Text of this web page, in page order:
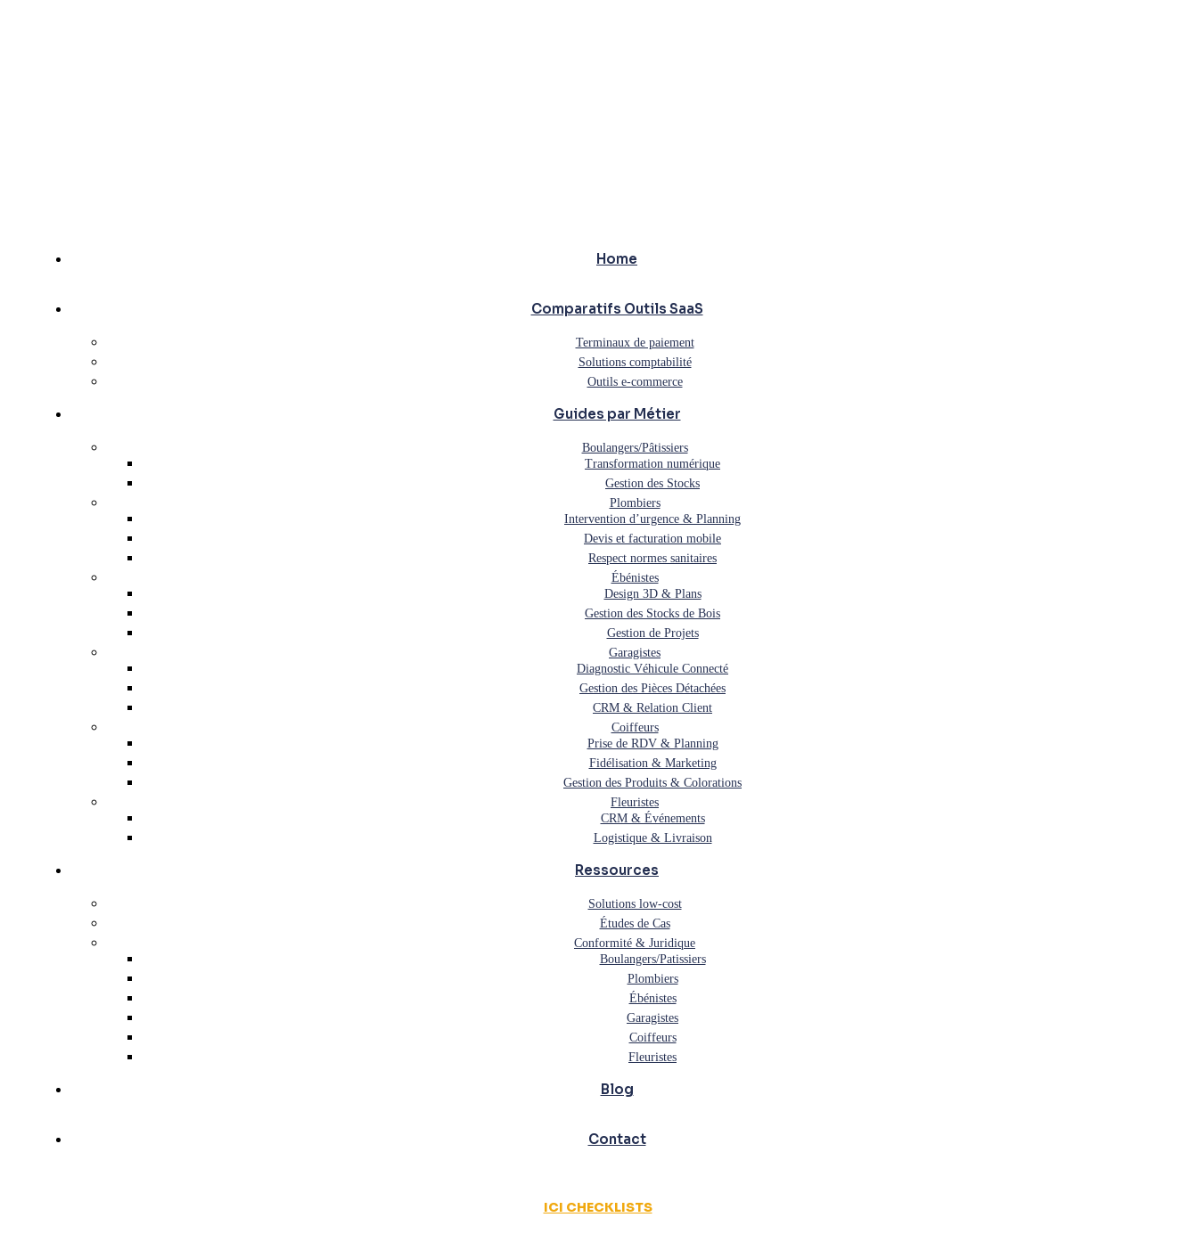
Home
Comparatifs Outils SaaS
Terminaux de paiement
Solutions comptabilité
Outils e-commerce
Guides par Métier
Boulangers/Pâtissiers
Transformation numérique
Gestion des Stocks
Plombiers
Intervention d’urgence & Planning
Devis et facturation mobile
Respect normes sanitaires
Ébénistes
Design 3D & Plans
Gestion des Stocks de Bois
Gestion de Projets
Garagistes
Diagnostic Véhicule Connecté
Gestion des Pièces Détachées
CRM & Relation Client
Coiffeurs
Prise de RDV & Planning
Fidélisation & Marketing
Gestion des Produits & Colorations
Fleuristes
CRM & Événements
Logistique & Livraison
Ressources
Solutions low-cost
Études de Cas
Conformité & Juridique
Boulangers/Patissiers
Plombiers
Ébénistes
Garagistes
Coiffeurs
Fleuristes
Blog
Contact
ICI CHECKLISTS